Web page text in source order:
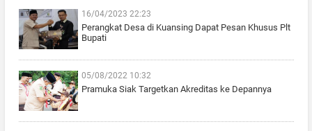
16/04/2023 22:23
Perangkat Desa di Kuansing Dapat Pesan Khusus Plt
Bupati
05/08/2022 10:32
Pramuka Siak Targetkan Akreditas ke Depannya